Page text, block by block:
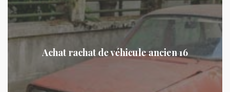
Achat rachat de véhicule ancien 16